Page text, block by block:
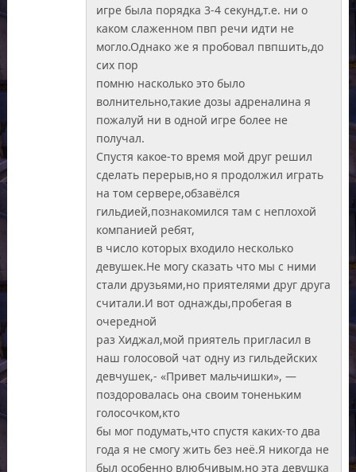
игре была порядка 3-4 секунд,т.е. ни о
каком слаженном пвп речи идти не
могло.Однако же я пробовал пвпшить,до
сих пор
помню насколько это было
волнительно,такие дозы адреналина я
пожалуй ни в одной игре более не
получал.
Спустя какое-то время мой друг решил
сделать перерыв,но я продолжил играть
на том сервере,обзавёлся
гильдией,познакомился там с неплохой
компанией ребят,
в число которых входило несколько
девушек.Не могу сказать что мы с ними
стали друзьями,но приятелями друг друга
считали.И вот однажды,пробегая в
очередной
раз Хиджал,мой приятель пригласил в
наш голосовой чат одну из гильдейских
девчушек,- «Привет мальчишки», —
поздоровалась она своим тоненьким
голосочком,кто
бы мог подумать,что спустя каких-то два
года я не смогу жить без неё.Я никогда не
был особенно влюбчивым,но эта девушка